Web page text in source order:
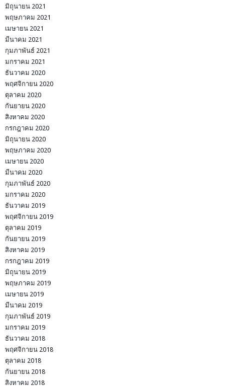
มิถุนายน 2021
พฤษภาคม 2021
เมษายน 2021
มีนาคม 2021
กุมภาพันธ์ 2021
มกราคม 2021
ธันวาคม 2020
พฤศจิกายน 2020
ตุลาคม 2020
กันยายน 2020
สิงหาคม 2020
กรกฎาคม 2020
มิถุนายน 2020
พฤษภาคม 2020
เมษายน 2020
มีนาคม 2020
กุมภาพันธ์ 2020
มกราคม 2020
ธันวาคม 2019
พฤศจิกายน 2019
ตุลาคม 2019
กันยายน 2019
สิงหาคม 2019
กรกฎาคม 2019
มิถุนายน 2019
พฤษภาคม 2019
เมษายน 2019
มีนาคม 2019
กุมภาพันธ์ 2019
มกราคม 2019
ธันวาคม 2018
พฤศจิกายน 2018
ตุลาคม 2018
กันยายน 2018
สิงหาคม 2018